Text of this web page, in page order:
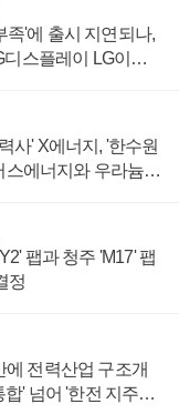
족'에 출시 지연되나,
스플레이 LG이노
사' X에너지, '한수원
스에너지와 우라늄
팹과 청주 'M17' 팹
정
에 전력산업 구조개
' 넘어 '한전 지주사'